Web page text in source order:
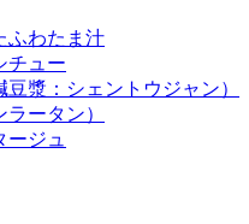
ふわたま汁
チュー
漿：シェントウジャン）
ータン）
ジュ